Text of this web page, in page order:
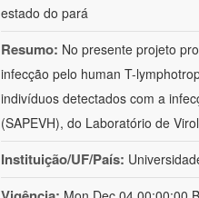
estado do pará
Resumo: No presente projeto
infecção pelo human T-
indivíduos detectados com a
(SAPEVH), do Laboratório de
Instituição/UF/País: